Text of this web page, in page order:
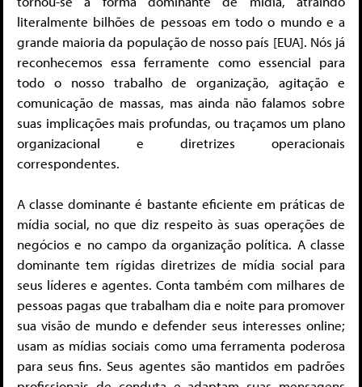
literalmente bilhões de pessoas em todo o mundo e a
grande maioria da população de nosso país [EUA]. Nós já
reconhecemos essa ferramente como essencial para
todo o nosso trabalho de organização, agitação e
comunicação de massas, mas ainda não falamos sobre
suas implicações mais profundas, ou traçamos um plano
organizacional e diretrizes operacionais
correspondentes.
A classe dominante é bastante eficiente em práticas de
mídia social, no que diz respeito às suas operações de
negócios e no campo da organização política. A classe
dominante tem rígidas diretrizes de mídia social para
seus líderes e agentes. Conta também com milhares de
pessoas pagas que trabalham dia e noite para promover
sua visão de mundo e defender seus interesses online;
usam as mídias sociais como uma ferramenta poderosa
para seus fins. Seus agentes são mantidos em padrões